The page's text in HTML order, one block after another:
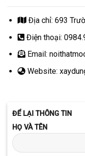
Địa chỉ: 693
Điện thoại:
Email:
Website:
ĐỂ LẠI THÔNG TIN
HỌ VÀ TÊN